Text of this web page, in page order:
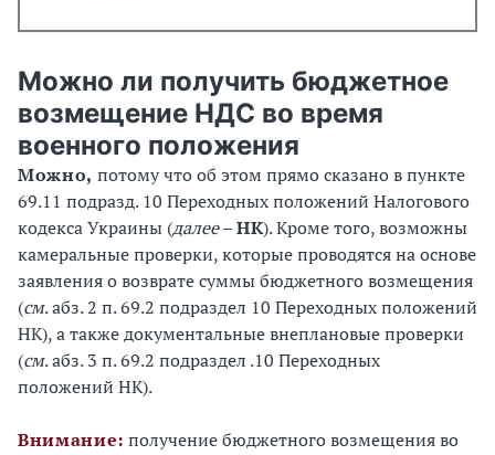
Можно ли получить бюджетное
возмещение НДС во время
военного положения
Можно, потому что об этом прямо сказано в пункте
69.11 подразд. 10 Переходных положений Налогового
кодекса Украины (далее–НК). Кроме того, возможны
камеральные проверки, которые проводятся на основе
заявления о возврате суммы бюджетного возмещения
(см. абз. 2 п. 69.2 подраздел 10 Переходных положений
НК), а также документальные внеплановые проверки
(см. абз. 3 п. 69.2 подраздел .10 Переходных
положений НК).
Внимание: получение бюджетного возмещения во